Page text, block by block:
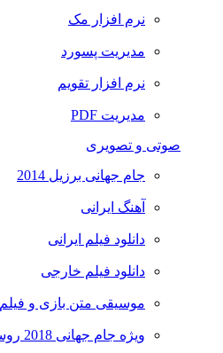
نرم افزار مک
مدیریت پسورد
نرم افزار تقویم
مدیریت PDF
صوتی و تصویری
جام جهانی برزیل 2014
آهنگ ایرانی
دانلود فیلم ایرانی
دانلود فیلم خارجی
موسیقی متن بازی و فیلم
ویژه جام جهانی 2018 روسیه